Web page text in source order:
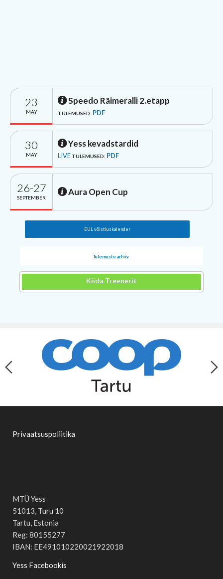
23
MAY
Speedo Räimeralli 2.etapp
TULEMUSED: PDF
30
MAY
Yess kevadstardid
LIVE TULEMUSED: PDF
26-27
SEPTEMBER
Aura Open Cup
EUL võistluskalender
Tulemuste arhiiv
Kiida Treenerit
Privaatsuspoliitika
MTÜ Yess
51013, Turu 10
Tartu, Estonia
Reg: 80155277
IBAN: EE491010220021922018
Yess Facebookis